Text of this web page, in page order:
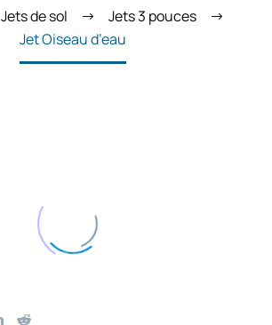
Jets de sol
Jets 3 pouces
Jet Oiseau d’eau